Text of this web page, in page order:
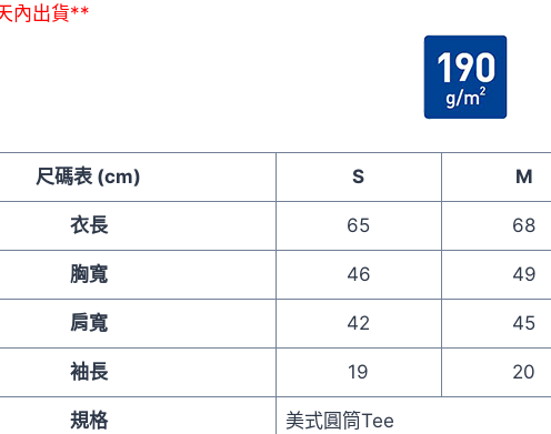
內出貨**
尺碼表 (cm) S M
衣長 65 68
胸寬 46 49
肩寬 42 45
袖長 19 20
規格 美式圓筒Tee